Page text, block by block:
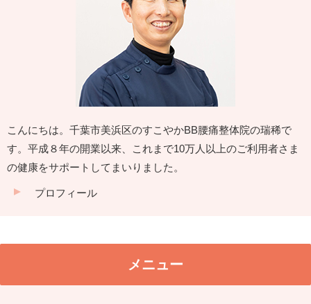
こんにちは。千葉市美浜区のすこやかBB腰痛整体院の瑞稀で
す。平成８年の開業以来、これまで10万人以上のご利用者さま
の健康をサポートしてまいりました。
プロフィール
メニュー